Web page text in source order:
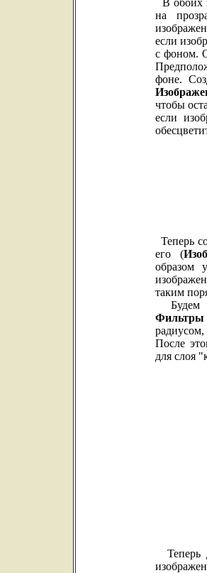
на
если
с фоном.
фоне.
чтобы
если
Теперь
его (
образом
таким
Будем
Фильтры
После
для слоя
Теперь